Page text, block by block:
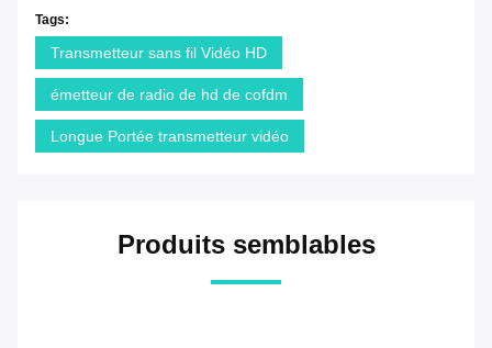
Tags:
Transmetteur sans fil Vidéo HD
émetteur de radio de hd de cofdm
Longue Portée transmetteur vidéo
Produits semblables